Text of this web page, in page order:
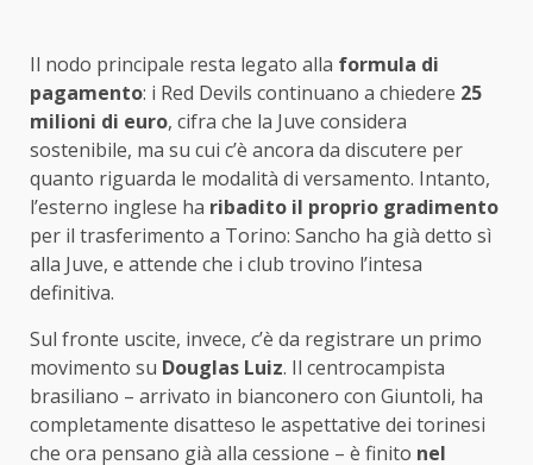
Il nodo principale resta legato alla formula di
pagamento: i Red Devils continuano a chiedere 25
milioni di euro, cifra che la Juve considera
sostenibile, ma su cui c’è ancora da discutere per
quanto riguarda le modalità di versamento. Intanto,
l’esterno inglese ha ribadito il proprio gradimento
per il trasferimento a Torino: Sancho ha già detto sì
alla Juve, e attende che i club trovino l’intesa
definitiva.
Sul fronte uscite, invece, c’è da registrare un primo
movimento su Douglas Luiz. Il centrocampista
brasiliano – arrivato in bianconero con Giuntoli, ha
completamente disatteso le aspettative dei torinesi
che ora pensano già alla cessione – è finito nel